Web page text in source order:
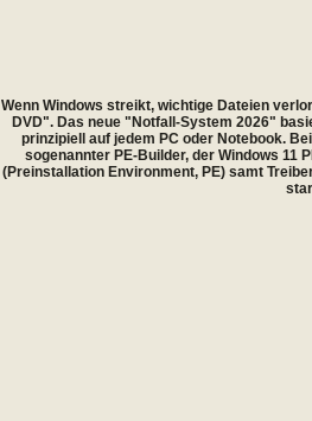
Wenn Windows streikt, wichtige Dateien
DVD". Das neue "Notfall-System 2026"
prinzipiell auf jedem PC oder Notebook.
sogenannter PE-Builder, der Windows 11
(Preinstallation Environment, PE) samt